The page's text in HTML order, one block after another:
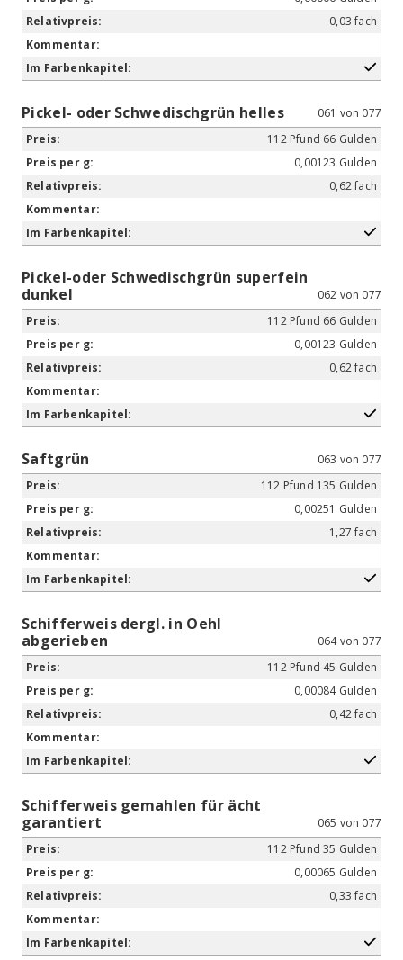
0,03 fach
Pickel- oder Schwedischgrün helles
061 von 077
112 Pfund 66 Gulden
0,00123 Gulden
0,62 fach
Pickel-oder Schwedischgrün superfein
dunkel
062 von 077
112 Pfund 66 Gulden
0,00123 Gulden
0,62 fach
Saftgrün
063 von 077
112 Pfund 135 Gulden
0,00251 Gulden
1,27 fach
Schifferweis dergl. in Oehl
abgerieben
064 von 077
112 Pfund 45 Gulden
0,00084 Gulden
0,42 fach
Schifferweis gemahlen für ächt
garantiert
065 von 077
112 Pfund 35 Gulden
0,00065 Gulden
0,33 fach